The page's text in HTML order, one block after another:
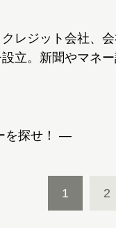
レジット会社、
立。新聞やマネ
を探せ！ ―
1 2